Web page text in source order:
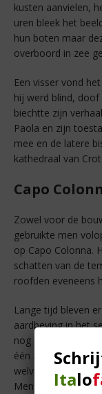
kusten aanvielen,
uren bleek het
hun boten maar
overboord in zee
Een visser vond
hij werd blind,
biechtte zijn
Paola en zijn
mee en de latere
kathedraal van
Capo
Zowel voor de
gebruikte men
op Capo Colonna.
schatten van de
roofden eveneens
Lange tijd bleven
aardbeving in het
nog één Dorische
één zuil volledig
welvarende streek
Men veranderde
Italo